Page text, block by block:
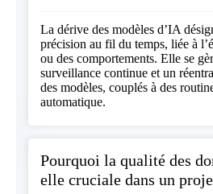
La dérive des modèles d’IA
précision au fil du temps, liée à
ou des comportements. Elle se
surveillance continue et un
des modèles, couplés à des
automatique.
Pourquoi la qualité des
elle cruciale dans un